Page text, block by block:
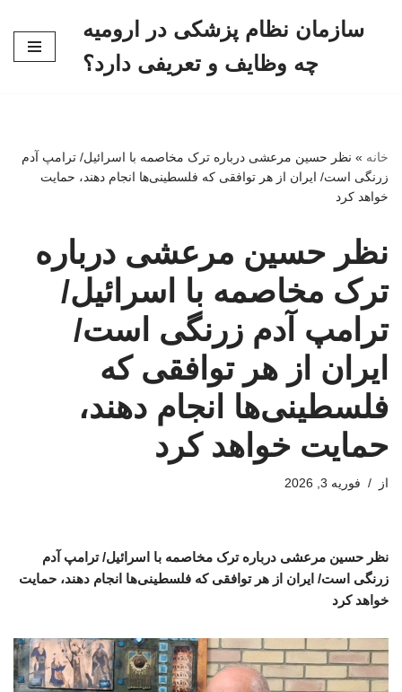
سازمان نظام پزشکی در ارومیه
چه وظایف و تعریفی دارد؟
خانه » نظر حسین مرعشی درباره ترک مخاصمه با اسرائیل/ ترامپ آدم
زرنگی است/ ایران از هر توافقی که فلسطینی‌ها انجام دهند، حمایت
خواهد کرد
نظر حسین مرعشی درباره
ترک مخاصمه با اسرائیل/
ترامپ آدم زرنگی است/
ایران از هر توافقی که
فلسطینی‌ها انجام دهند،
حمایت خواهد کرد
از فوریه 3, 2026
نظر حسین مرعشی درباره ترک مخاصمه با اسرائیل/ ترامپ آدم
زرنگی است/ ایران از هر توافقی که فلسطینی‌ها انجام دهند، حمایت
خواهد کرد